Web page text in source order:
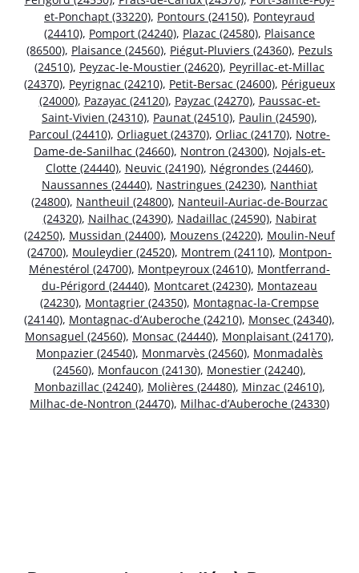
et-Ponchapt (33220), Pontours (24150), Ponteyraud
(24410), Pomport (24240), Plazac (24580), Plaisance
(86500), Plaisance (24560), Piégut-Pluviers (24360), Pezuls
(24510), Peyzac-le-Moustier (24620), Peyrillac-et-Millac
(24370), Peyrignac (24210), Petit-Bersac (24600), Périgueux
(24000), Pazayac (24120), Payzac (24270), Paussac-et-
Saint-Vivien (24310), Paunat (24510), Paulin (24590),
Parcoul (24410), Orliaguet (24370), Orliac (24170), Notre-
Dame-de-Sanilhac (24660), Nontron (24300), Nojals-et-
Clotte (24440), Neuvic (24190), Négrondes (24460),
Naussannes (24440), Nastringues (24230), Nanthiat
(24800), Nantheuil (24800), Nanteuil-Auriac-de-Bourzac
(24320), Nailhac (24390), Nadaillac (24590), Nabirat
(24250), Mussidan (24400), Mouzens (24220), Moulin-Neuf
(24700), Mouleydier (24520), Montrem (24110), Montpon-
Ménestérol (24700), Montpeyroux (24610), Montferrand-
du-Périgord (24440), Montcaret (24230), Montazeau
(24230), Montagrier (24350), Montagnac-la-Crempse
(24140), Montagnac-d’Auberoche (24210), Monsec (24340),
Monsaguel (24560), Monsac (24440), Monplaisant (24170),
Monpazier (24540), Monmarvès (24560), Monmadalès
(24560), Monfaucon (24130), Monestier (24240),
Monbazillac (24240), Molières (24480), Minzac (24610),
Milhac-de-Nontron (24470), Milhac-d’Auberoche (24330)